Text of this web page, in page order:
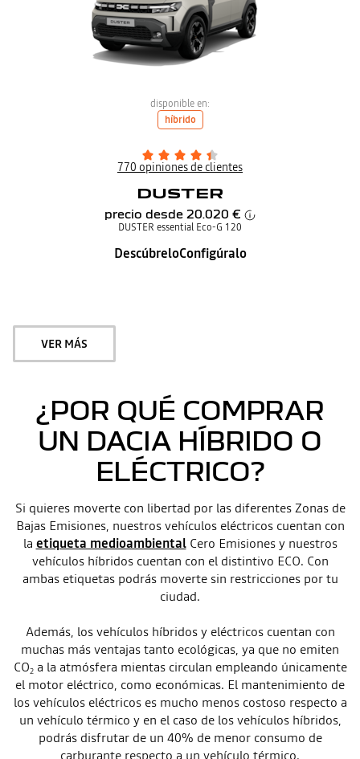
disponible en:
híbrido
770 opiniones de clientes
DUSTER
precio desde 20.020 €
DUSTER essential Eco-G 120
DescúbreloConfigúralo
VER MÁS
¿POR QUÉ COMPRAR
UN DACIA HÍBRIDO O
ELÉCTRICO?
Si quieres moverte con libertad por las diferentes Zonas de
Bajas Emisiones, nuestros vehículos eléctricos cuentan con
la etiqueta medioambientalCero Emisiones y nuestros
vehículos híbridos cuentan con el distintivo ECO. Con
ambas etiquetas podrás moverte sin restricciones por tu
ciudad.
Además, los vehículos híbridos y eléctricos cuentan con
muchas más ventajas tanto ecológicas, ya que no emiten
CO2a la atmósfera mientas circulan empleando únicamente
el motor eléctrico, como económicas. El mantenimiento de
los vehículos eléctricos es mucho menos costoso respecto a
un vehículo térmico y en el caso de los vehículos híbridos,
podrás disfrutar de un 40% de menor consumo de
carburante respecto a un vehículo térmico.